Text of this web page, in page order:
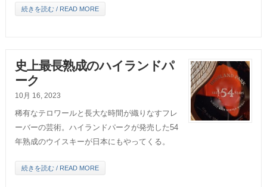
続きを読む / READ MORE
史上最長熟成のハイランドパ
ーク
10月 16, 2023
稀有なテロワールと長大な時間が織りなすフレ
ーバーの芸術。ハイランドパークが発売した54
年熟成のウイスキーが日本にもやってくる。
続きを読む / READ MORE